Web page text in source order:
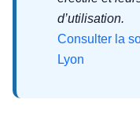
d’utilisation.
Consulter la
Lyon